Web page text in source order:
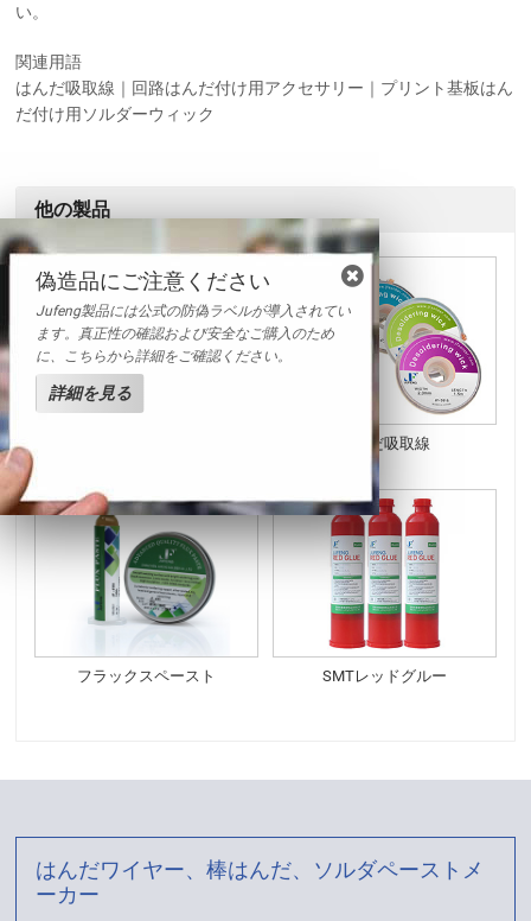
い。
関連用語
はんだ吸取線｜回路はんだ付け用アクセサリー｜プリント基板はん
だ付け用ソルダーウィック
他の製品
はんだ吸取線
フラックスペースト SMTレッドグルー
はんだワイヤー、棒はんだ、ソルダペーストメ
ーカー
偽造品にご注意ください
Jufeng製品には公式の防偽ラベルが導入されてい
ます。真正性の確認および安全なご購入のため
に、こちらから詳細をご確認ください。
詳細を見る